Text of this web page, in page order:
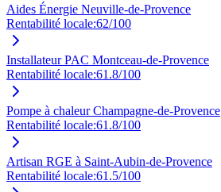
Aides Énergie Neuville-de-Provence
Rentabilité locale:62/100
Installateur PAC Montceau-de-Provence
Rentabilité locale:61.8/100
Pompe à chaleur Champagne-de-Provence
Rentabilité locale:61.8/100
Artisan RGE à Saint-Aubin-de-Provence
Rentabilité locale:61.5/100